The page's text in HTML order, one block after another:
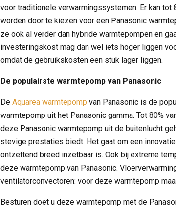
voor traditionele verwarmingssystemen. Er kan tot
worden door te kiezen voor een Panasonic
ze ook al verder dan hybride warmtepompen en
investeringskost mag dan wel iets hoger liggen
omdat de gebruikskosten een stuk lager liggen.
De populairste warmtepomp van Panasonic
De Aquarea warmtepomp van Panasonic is de
warmtepomp uit het Panasonic gamma. Tot 80%
deze Panasonic warmtepomp uit de buitenlucht
stevige prestaties biedt. Het gaat om een
ontzettend breed inzetbaar is. Ook bij extreme
deze warmtepomp van Panasonic.
ventilatorconvectoren: voor deze warmtepomp
Besturen doet u deze warmtepomp met de